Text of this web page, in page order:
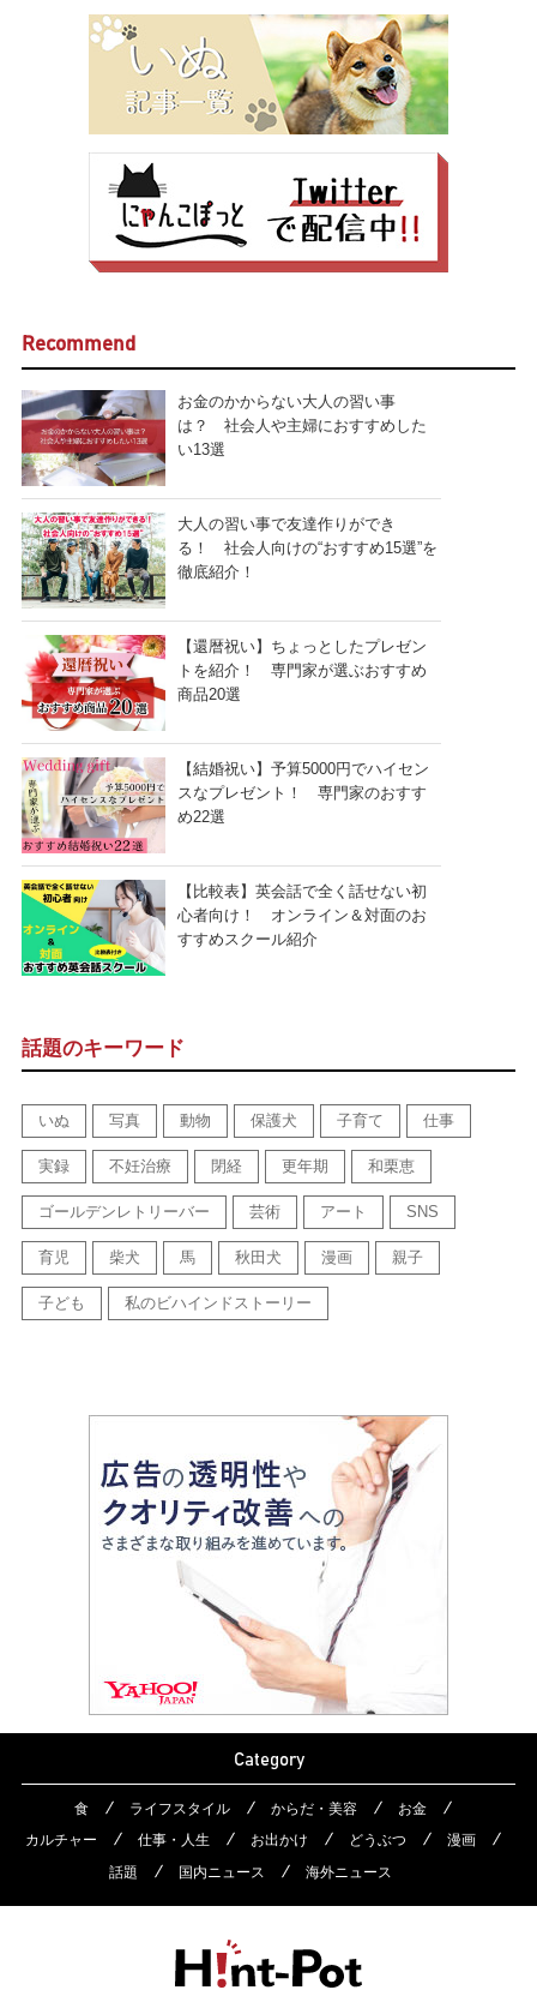
Recommend
お金のかからない大人の習い事
は？ 社会人や主婦におすすめした
い13選
大人の習い事で友達作りができ
る！ 社会人向けの“おすすめ15選”を
徹底紹介！
【還暦祝い】ちょっとしたプレゼン
トを紹介！ 専門家が選ぶおすすめ
商品20選
【結婚祝い】予算5000円でハイセン
スなプレゼント！ 専門家のおすす
め22選
【比較表】英会話で全く話せない初
心者向け！ オンライン＆対面のお
すすめスクール紹介
話題のキーワード
いぬ 写真 動物 保護犬 子育て 仕事
実録 不妊治療 閉経 更年期 和栗恵
ゴールデンレトリーバー 芸術 アート SNS
育児 柴犬 馬 秋田犬 漫画 親子
子ども 私のビハインドストーリー
Category
食 ライフスタイル からだ・美容
お金
カルチャー
仕事・人生 お出かけ どうぶつ
漫画
話題
国内ニュース 海外ニュース